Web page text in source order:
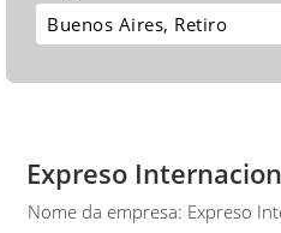
Expreso
Nome da empresa: Expreso